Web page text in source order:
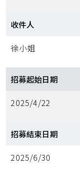
收件人
徐小姐
招募起始日期
2025/4/22
招募結束日期
2025/6/30